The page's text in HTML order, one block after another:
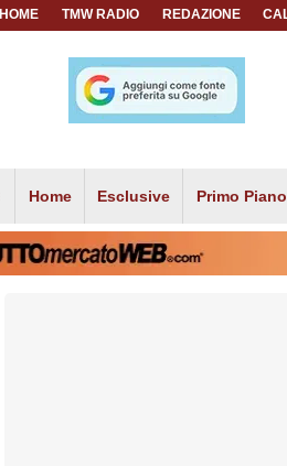
HOME TMW RADIO REDAZIONE
Home Esclusive Primo Piano